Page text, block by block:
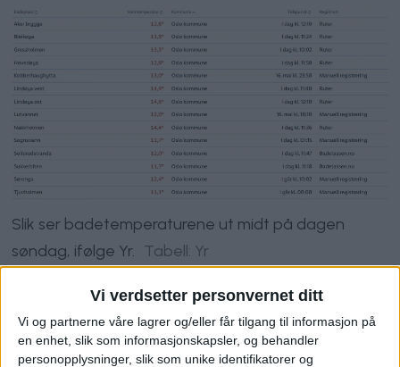
Vi verdsetter personvernet ditt
Vi og partnerne våre lagrer og/eller får tilgang til informasjon på
en enhet, slik som informasjonskapsler, og behandler
personopplysninger, slik som unike identifikatorer og
Slik ser badetemperaturene ut midt på dagen
søndag, ifølge Yr.
Tabell: Yr
LINDØYA OSLO
BADETEMPERATUR